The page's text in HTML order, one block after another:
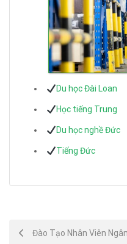
Du học Đài Loan
Học tiếng Trung
Du học nghề Đức
Tiếng Đức
PostĐào Tạo Nhân Viên